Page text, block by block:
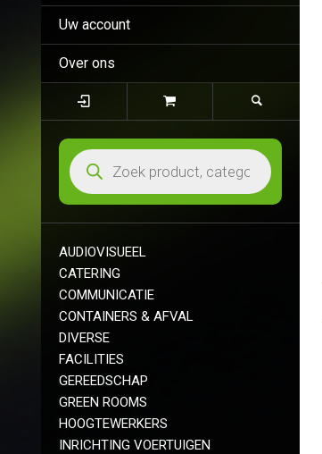
Uw account
Over ons
AUDIOVISUEEL
CATERING
COMMUNICATIE
CONTAINERS & AFVAL
DIVERSE
FACILITIES
GEREEDSCHAP
GREEN ROOMS
HOOGTEWERKERS
INRICHTING VOERTUIGEN